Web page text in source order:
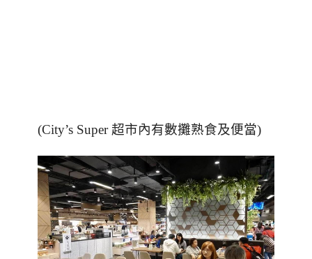
(City’s Super 超市內有數攤熟食及便當)